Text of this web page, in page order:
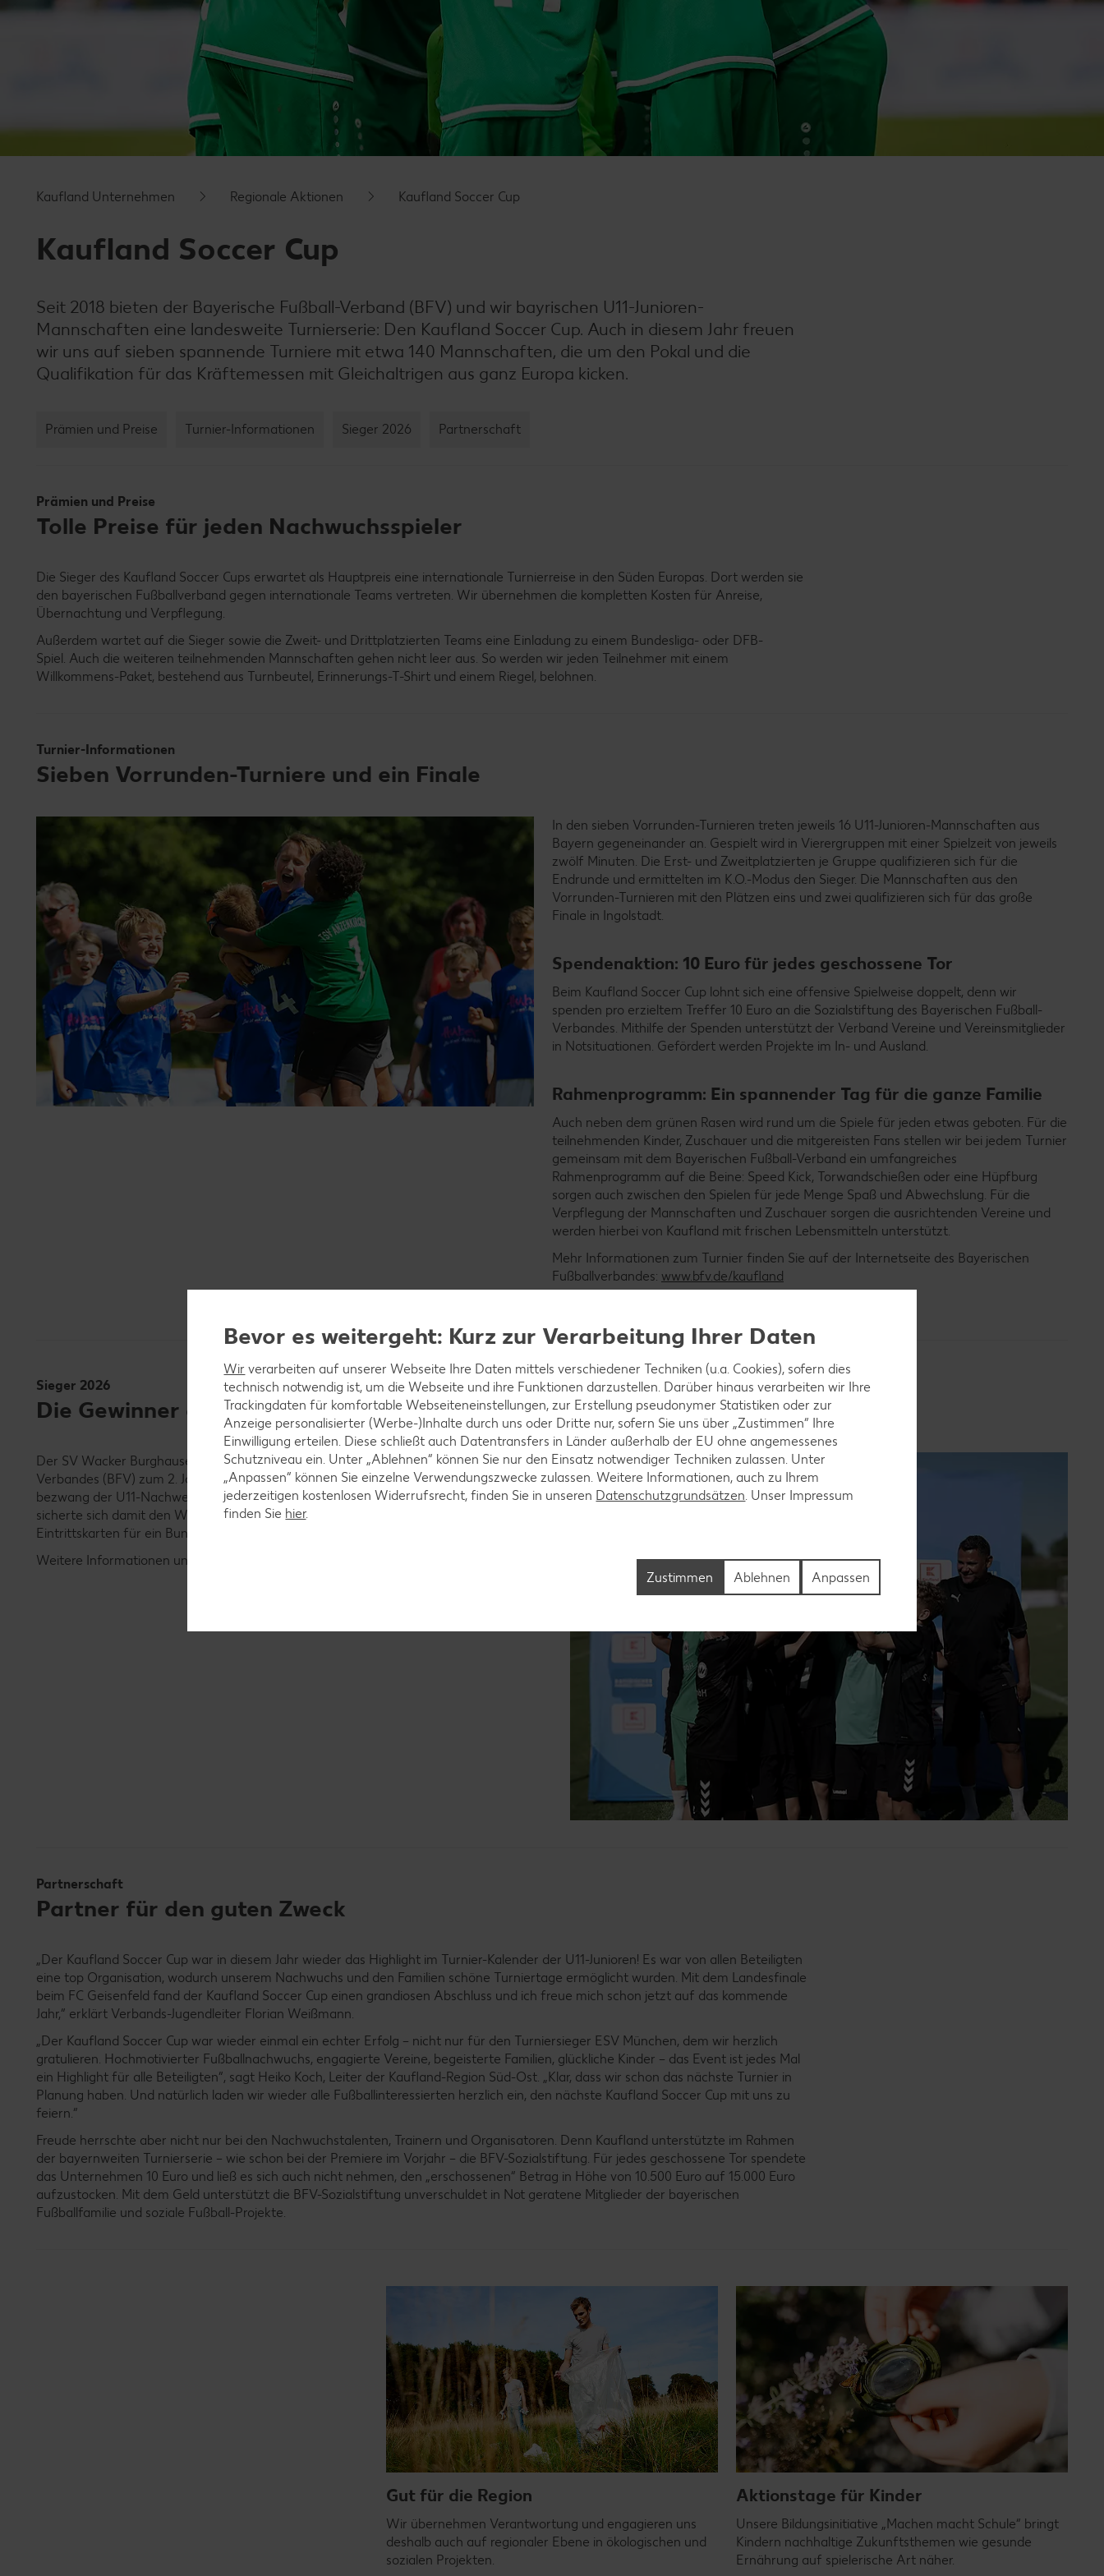
Kaufland Unternehmen Regionale Aktionen Kaufland Soccer Cup
Kaufland Soccer Cup
Seit 2018 bieten der Bayerische Fußball-Verband (BFV) und wir bayrischen U11-Junioren-
Mannschaften eine landesweite Turnierserie: Den Kaufland Soccer Cup. Auch in diesem Jahr freuen
wir uns auf sieben spannende Turniere mit etwa 140 Mannschaften, die um den Pokal und die
Qualifikation für das Kräftemessen mit Gleichaltrigen aus ganz Europa kicken.
Prämien und Preise Turnier-Informationen Sieger 2026 Partnerschaft
Prämien und Preise
Tolle Preise für jeden Nachwuchsspieler
Die Sieger des Kaufland Soccer Cups erwartet als Hauptpreis eine internationale Turnierreise in den Süden Europas. Dort werden sie
den bayerischen Fußballverband gegen internationale Teams vertreten. Wir übernehmen die kompletten Kosten für Anreise,
Übernachtung und Verpflegung.
Außerdem wartet auf die Sieger sowie die Zweit- und Drittplatzierten Teams eine Einladung zu einem Bundesliga- oder DFB-
Spiel. Auch die weiteren teilnehmenden Mannschaften gehen nicht leer aus. So werden wir jeden Teilnehmer mit einem
Willkommens-Paket, bestehend aus Turnbeutel, Erinnerungs-T-Shirt und einem Riegel, belohnen.
Turnier-Informationen
Sieben Vorrunden-Turniere und ein Finale
In den sieben Vorrunden-Turnieren treten jeweils 16 U11-Junioren-Mannschaften aus
Bayern gegeneinander an. Gespielt wird in Vierergruppen mit einer Spielzeit von jeweils
zwölf Minuten. Die Erst- und Zweitplatzierten je Gruppe qualifizieren sich für die
Endrunde und ermittelten im K.O.-Modus den Sieger. Die Mannschaften aus den
Vorrunden-Turnieren mit den Plätzen eins und zwei qualifizieren sich für das große
Finale in Ingolstadt.
Spendenaktion: 10 Euro für jedes geschossene Tor
Beim Kaufland Soccer Cup lohnt sich eine offensive Spielweise doppelt, denn wir
spenden pro erzieltem Treffer 10 Euro an die Sozialstiftung des Bayerischen Fußball-
Verbandes. Mithilfe der Spenden unterstützt der Verband Vereine und Vereinsmitglieder
in Notsituationen. Gefördert werden Projekte im In- und Ausland.
Rahmenprogramm: Ein spannender Tag für die ganze Familie
Auch neben dem grünen Rasen wird rund um die Spiele für jeden etwas geboten. Für die
teilnehmenden Kinder, Zuschauer und die mitgereisten Fans stellen wir bei jedem Turnier
gemeinsam mit dem Bayerischen Fußball-Verband ein umfangreiches
Rahmenprogramm auf die Beine: Speed Kick, Torwandschießen oder eine Hüpfburg
sorgen auch zwischen den Spielen für jede Menge Spaß und Abwechslung. Für die
Verpflegung der Mannschaften und Zuschauer sorgen die ausrichtenden Vereine und
werden hierbei von Kaufland mit frischen Lebensmitteln unterstützt.
Mehr Informationen zum Turnier finden Sie auf der Internetseite des Bayerischen
Fußballverbandes: www.bfv.de/kaufland
Sieger 2026
Die Gewinner des Kaufland Soccer Cups 2026
Der SV Wacker Burghausen hat den Soccer Cup 2026 des Bayrischen Fußball-
Verbandes (BFV) zum 2. Jahr in Folge gewonnen. Am Sportplatz des SV Heimstetten
bezwang der U11-Nachweis im Turnier-Finale die Talente des ESV München 6:2 und
sicherte sich damit den Wanderpokal, eine Turnierreise in den Süden Europas, sowie 20
Eintrittskarten für ein Bundesliga- oder Länderspiel.
Weitere Informationen unter:
Partnerschaft
Partner für den guten Zweck
„Der Kaufland Soccer Cup war in diesem Jahr wieder das Highlight im Turnier-Kalender der U11-Junioren! Es war von allen Beteiligten
eine top Organisation, wodurch unserem Nachwuchs und den Familien schöne Turniertage ermöglicht wurden. Mit dem Landesfinale
beim FC Geisenfeld fand der Kaufland Soccer Cup einen grandiosen Abschluss und ich freue mich schon jetzt auf das kommende
Jahr,“ erklärt Verbands-Jugendleiter Florian Weißmann.
„Der Kaufland Soccer Cup war wieder einmal ein echter Erfolg – nicht nur für den Turniersieger ESV München, dem wir herzlich
gratulieren. Hochmotivierter Fußballnachwuchs, engagierte Vereine, begeisterte Familien, glückliche Kinder – das Event ist jedes Mal
ein Highlight für alle Beteiligten“, sagt Heiko Koch, Leiter der Kaufland-Region Süd-Ost. „Klar, dass wir schon das nächste Turnier in
Planung haben. Und natürlich laden wir wieder alle Fußballinteressierten herzlich ein, den nächste Kaufland Soccer Cup mit uns zu
feiern.“
Freude herrschte aber nicht nur bei den Nachwuchstalenten, Trainern und Organisatoren. Denn Kaufland unterstützte im Rahmen
der bayernweiten Turnierserie – wie schon bei der Premiere im Vorjahr – die BFV-Sozialstiftung. Für jedes geschossene Tor spendete
das Unternehmen 10 Euro und ließ es sich auch nicht nehmen, den „erschossenen“ Betrag in Höhe von 10.500 Euro auf 15.000 Euro
aufzustocken. Mit dem Geld unterstützt die BFV-Sozialstiftung unverschuldet in Not geratene Mitglieder der bayerischen
Fußballfamilie und soziale Fußball-Projekte.
Gut für die Region
Wir übernehmen Verantwortung und engagieren uns
deshalb auch auf regionaler Ebene in ökologischen und
sozialen Projekten.
Aktionstage für Kinder
Unsere Bildungsinitiative „Machen macht Schule“ bringt
Kindern nachhaltige Zukunftsthemen wie gesunde
Ernährung auf spielerische Art näher.
Bevor es weitergeht: Kurz zur Verarbeitung Ihrer Daten
Wir verarbeiten auf unserer Webseite Ihre Daten mittels verschiedener Techniken (u.a. Cookies), sofern dies
technisch notwendig ist, um die Webseite und ihre Funktionen darzustellen. Darüber hinaus verarbeiten wir Ihre
Trackingdaten für komfortable Webseiteneinstellungen, zur Erstellung pseudonymer Statistiken oder zur
Anzeige personalisierter (Werbe-)Inhalte durch uns oder Dritte nur, sofern Sie uns über „Zustimmen“ Ihre
Einwilligung erteilen. Diese schließt auch Datentransfers in Länder außerhalb der EU ohne angemessenes
Schutzniveau ein. Unter „Ablehnen“ können Sie nur den Einsatz notwendiger Techniken zulassen. Unter
„Anpassen“ können Sie einzelne Verwendungszwecke zulassen. Weitere Informationen, auch zu Ihrem
jederzeitigen kostenlosen Widerrufsrecht, finden Sie in unseren Datenschutzgrundsätzen. Unser Impressum
finden Sie hier.
Anpassen
Ablehnen
Zustimmen